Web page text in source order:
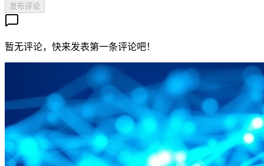
发布评论
暂无评论，快来发表第一条评论吧！